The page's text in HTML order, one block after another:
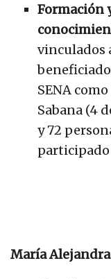
Formación
vinculados
SENA
Sabana (4
y 72
María